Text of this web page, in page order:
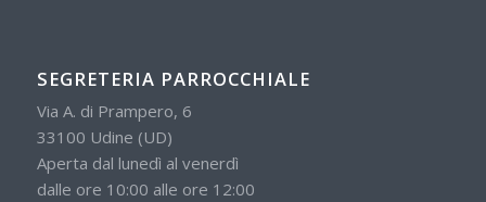
SEGRETERIA PARROCCHIALE
Via A. di Prampero, 6
33100 Udine (UD)
Aperta dal lunedì al venerdì
dalle ore 10:00 alle ore 12:00